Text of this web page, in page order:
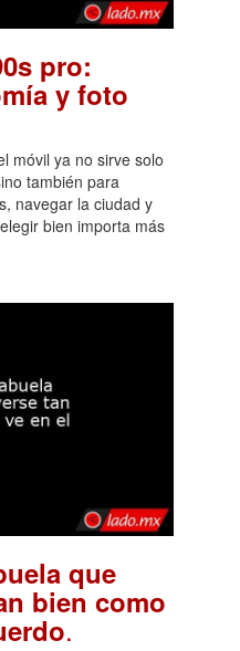
pro:
y foto
móvil ya no sirve solo
también para
navegar la ciudad y
bien importa más
que
bien como
.